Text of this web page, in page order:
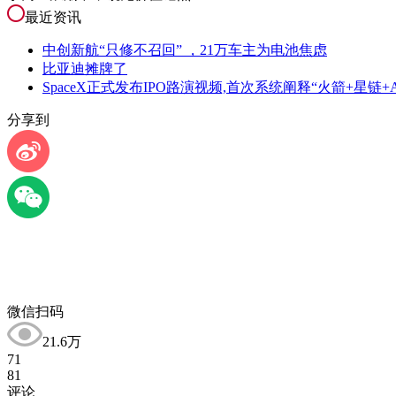
最近资讯
中创新航“只修不召回” ，21万车主为电池焦虑
比亚迪摊牌了
SpaceX正式发布IPO路演视频,首次系统阐释“火箭+星链
分享到
微信扫码
21.6万
71
81
评论